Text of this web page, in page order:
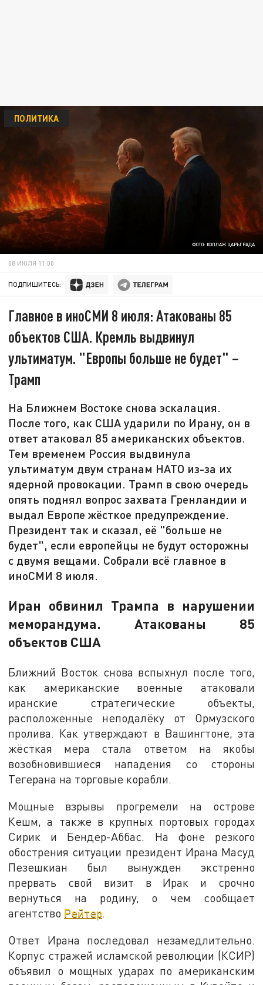
ФОТО: КОЛЛАЖ ЦАРЬГРАДА
ПОЛИТИКА
08 ИЮЛЯ 11:00
ПОДПИШИТЕСЬ:
Главное в иноСМИ 8 июля: Атакованы 85
объектов США. Кремль выдвинул
ультиматум. "Европы больше не будет" –
Трамп
На Ближнем Востоке снова эскалация.
После того, как США ударили по Ирану, он в
ответ атаковал 85 американских объектов.
Тем временем Россия выдвинула
ультиматум двум странам НАТО из-за их
ядерной провокации. Трамп в свою очередь
опять поднял вопрос захвата Гренландии и
выдал Европе жёсткое предупреждение.
Президент так и сказал, её "больше не
будет", если европейцы не будут осторожны
с двумя вещами. Собрали всё главное в
иноСМИ 8 июля.
Иран обвинил Трампа в нарушении
меморандума. Атакованы 85
объектов США
Ближний Восток снова вспыхнул после того,
как американские военные атаковали
иранские стратегические объекты,
расположенные неподалёку от Ормузского
пролива. Как утверждают в Вашингтоне, эта
жёсткая мера стала ответом на якобы
возобновившиеся нападения со стороны
Тегерана на торговые корабли.
Мощные взрывы прогремели на острове
Кешм, а также в крупных портовых городах
Сирик и Бендер-Аббас. На фоне резкого
обострения ситуации президент Ирана Масуд
Пезешкиан был вынужден экстренно
прервать свой визит в Ирак и срочно
вернуться на родину, о чем сообщает
агентство Рейтер.
Ответ Ирана последовал незамедлительно.
Корпус стражей исламской революции (КСИР)
объявил о мощных ударах по американским